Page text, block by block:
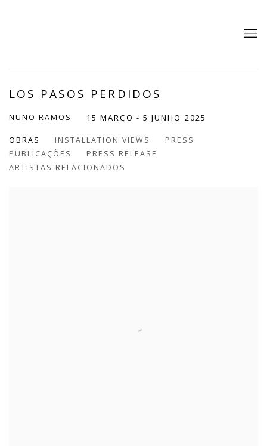
LOS PASOS PERDIDOS
NUNO RAMOS 15 MARÇO - 5 JUNHO 2025
OBRAS INSTALLATION VIEWS
PRESS
PUBLICAÇÕES
PRESS RELEASE
ARTISTAS RELACIONADOS